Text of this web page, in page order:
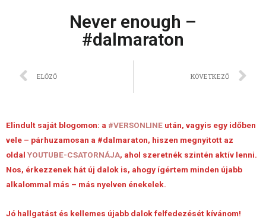
Never enough –
#dalmaraton
ELŐZŐ KÖVETKEZŐ
Elindult saját blogomon: a #VERSONLINE után, vagyis egy időben
vele – párhuzamosan a #dalmaraton, hiszen megnyitott az
oldal YOUTUBE-CSATORNÁJA, ahol szeretnék szintén aktív lenni.
Nos, érkezzenek hát új dalok is, ahogy ígértem minden újabb
alkalommal más – más nyelven énekelek.
Jó hallgatást és kellemes újabb dalok felfedezését kívánom!